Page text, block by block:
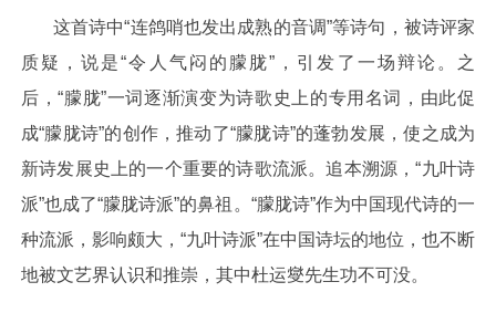
这首诗中“连鸽哨也发出成熟的音调”等诗句，被诗评家
质疑，说是“令人气闷的朦胧”，引发了一场辩论。之
后，“朦胧”一词逐渐演变为诗歌史上的专用名词，由此促
成“朦胧诗”的创作，推动了“朦胧诗”的蓬勃发展，使之成为
新诗发展史上的一个重要的诗歌流派。追本溯源，“九叶诗
派”也成了“朦胧诗派”的鼻祖。“朦胧诗”作为中国现代诗的一
种流派，影响颇大，“九叶诗派”在中国诗坛的地位，也不断
地被文艺界认识和推崇，其中杜运燮先生功不可没。